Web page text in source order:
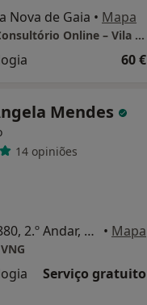
Nova de Gaia • Mapa
LUMA Psicologia Clínica | Consultório Online – Vila Nova de Gaia
60 €
Mendes
14 opiniões
Rua Barão do Corvo, n.º 880, 2.º Andar, Sala 13, Vila Nova de Gaia • Mapa
Serviço gratuito